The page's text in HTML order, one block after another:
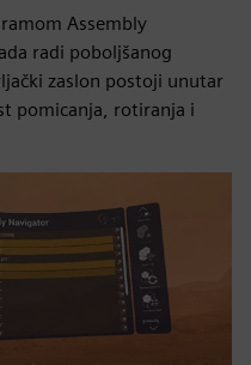
Assembly
radi poboljšanog
zaslon postoji unutar
pomicanja, rotiranja i